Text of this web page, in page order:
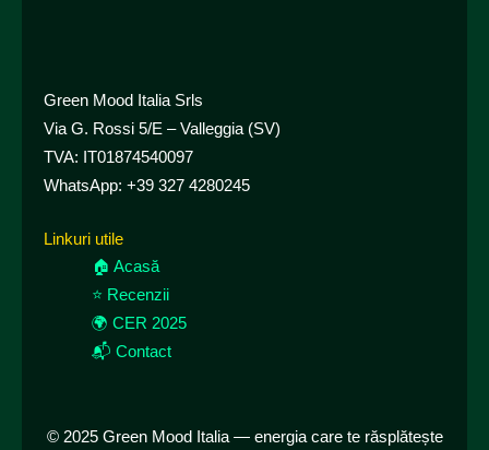
Green Mood Italia Srls
Via G. Rossi 5/E – Valleggia (SV)
TVA: IT01874540097
WhatsApp: +39 327 4280245
Linkuri utile
🏠 Acasă
⭐ Recenzii
🌍 CER 2025
📬 Contact
© 2025 Green Mood Italia — energia care te răsplătește